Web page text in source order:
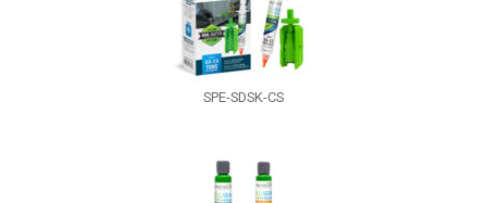
SPE-SDSK-CS